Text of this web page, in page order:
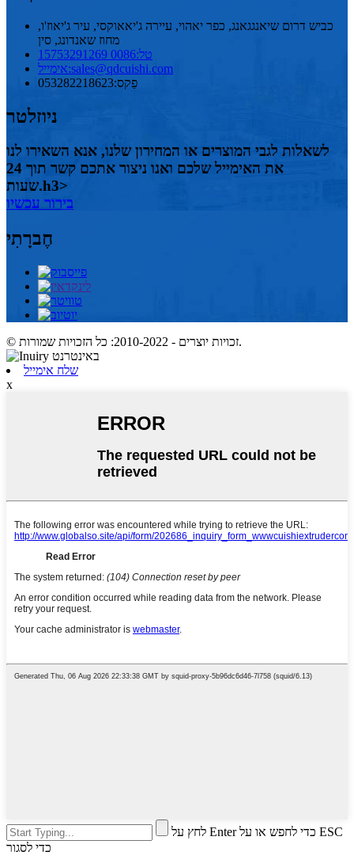
כביש דרום שיאנגגאנג, כפר יאהוי, עיירה ג'יאאוקסי, עיר ג'יאוז'ו,
מחוז שאנדונג, סין
טל:0086 15753291269
אימייל:sales@qdcuishi.com
פַקס:053282218623
ניוזלטר
לשאלות לגבי המוצרים או המחירון שלנו, אנא השאירו לנו
את האימייל שלכם ואנו ניצור אתכם קשר תוך 24
שעות.h3>
בירור עכשיו
חֶברָתִי
© זכויות יוצרים - 2010-2022: כל הזכויות שמורות.
שלח אימייל
x
לחץ על Enter כדי לחפש או על ESC
כדי לסגור